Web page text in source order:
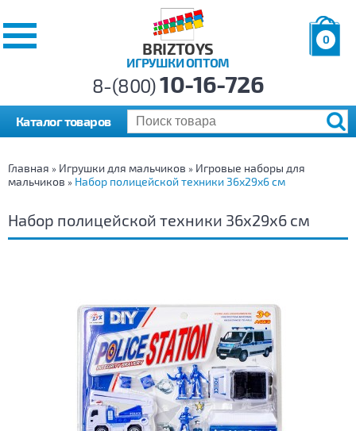
BRIZTOYS
ИГРУШКИ ОПТОМ
0
р.
8-(800)10-16-726
Каталог товаров
Главная » Игрушки для мальчиков » Игровые наборы для
мальчиков » Набор полицейской техники 36х29х6 см
Набор полицейской техники 36х29х6 см